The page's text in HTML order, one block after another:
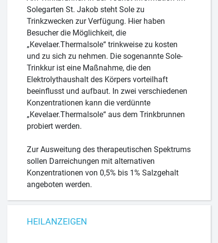
Solegarten St. Jakob steht Sole zu
Trinkzwecken zur Verfügung. Hier haben
Besucher die Möglichkeit, die
„Kevelaer.Thermalsole“ trinkweise zu kosten
und zu sich zu nehmen. Die sogenannte Sole-
Trinkkur ist eine Maßnahme, die den
Elektrolythaushalt des Körpers vorteilhaft
beeinflusst und aufbaut. In zwei verschiedenen
Konzentrationen kann die verdünnte
„Kevelaer.Thermalsole“ aus dem Trinkbrunnen
probiert werden.
Zur Ausweitung des therapeutischen Spektrums
sollen Darreichungen mit alternativen
Konzentrationen von 0,5% bis 1% Salzgehalt
angeboten werden.
HEILANZEIGEN